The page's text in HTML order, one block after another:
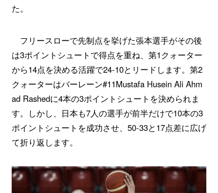
た。
フリースローで先制点を挙げた張本選手がその後
は3ポイントシュートで得点を重ね、第1クォーター
から14点を決める活躍で24-10とリードします。第2
クォーターはバーレーン#11Mustafa Husein Ali Ahm
ad Rashedに4本の3ポイントシュートを決められま
す。しかし、日本も7人の選手が前半だけで10本の3
ポイントシュートを成功させ、50-33と17点差に広げ
て折り返します。